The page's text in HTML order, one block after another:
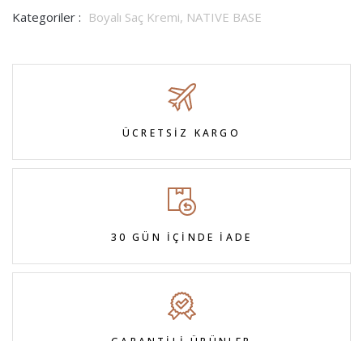
Kategoriler : Boyalı Saç Kremi, NATIVE BASE
ÜCRETSİZ KARGO
30 GÜN İÇİNDE İADE